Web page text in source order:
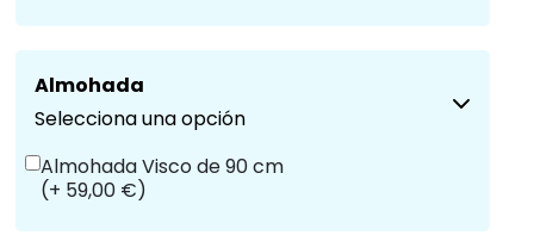
Almohada
Selecciona una opción
Almohada Visco de 90 cm
(+ 59,00 €)